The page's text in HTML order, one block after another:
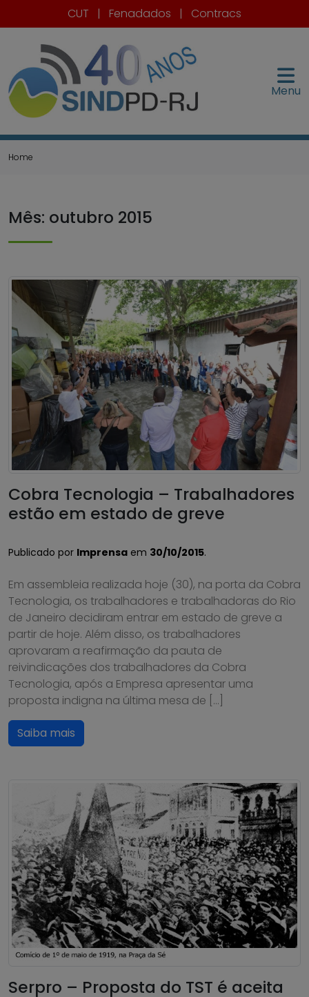
CUT | Fenadados | Contracs
Menu
Home
Mês: outubro 2015
Cobra Tecnologia – Trabalhadores
estão em estado de greve
Publicado por Imprensa em 30/10/2015.
Em assembleia realizada hoje (30), na porta da Cobra
Tecnologia, os trabalhadores e trabalhadoras do Rio
de Janeiro decidiram entrar em estado de greve a
partir de hoje. Além disso, os trabalhadores
aprovaram a reafirmação da pauta de
reivindicações dos trabalhadores da Cobra
Tecnologia, após a Empresa apresentar uma
proposta indigna na última mesa de […]
Saiba mais
Serpro – Proposta do TST é aceita